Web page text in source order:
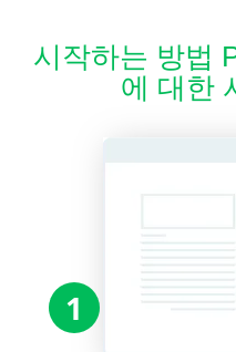
시작하는 방법
에 대한
1